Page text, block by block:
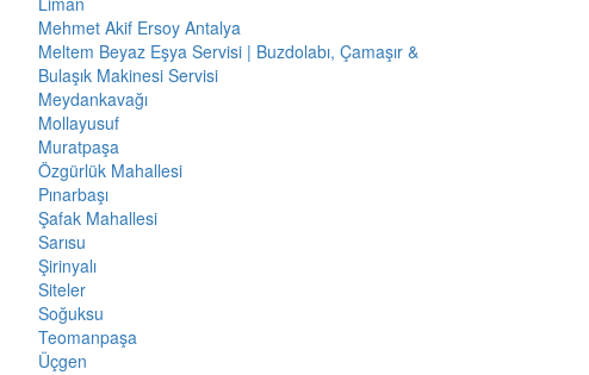
Mehmet Akif Ersoy Antalya
Meltem Beyaz Eşya Servisi | Buzdolabı, Çamaşır &
Bulaşık Makinesi Servisi
Meydankavağı
Mollayusuf
Muratpaşa
Özgürlük Mahallesi
Pınarbaşı
Şafak Mahallesi
Sarısu
Şirinyalı
Siteler
Soğuksu
Teomanpaşa
Üçgen